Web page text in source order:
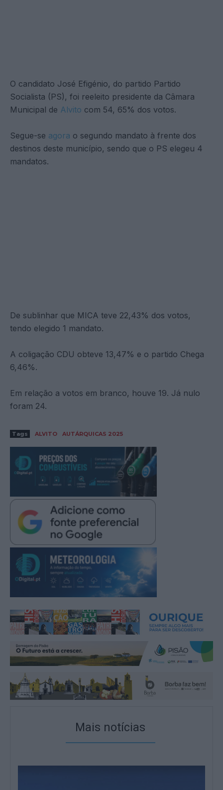
O candidato José Efigénio, do partido Partido
Socialista (PS), foi reeleito presidente da Câmara
Municipal de Alvito com 54, 65% dos votos.
Segue-se agora o segundo mandato à frente dos
destinos deste município, sendo que o PS elegeu 4
mandatos.
De sublinhar que MICA teve 22,43% dos votos,
tendo elegido 1 mandato.
A coligação CDU obteve 13,47% e o partido Chega
6,46%.
Em relação a votos em branco, houve 19. Já nulo
foram 24.
Tags ALVITO AUTÁRQUICAS 2025
Mais notícias